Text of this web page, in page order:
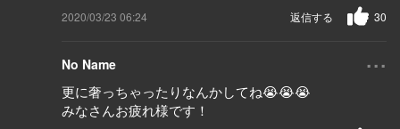
2020/03/23 06:24 30
返信する
No Name ...
更に奢っちゃったりなんかしてね😭😭😭
みなさんお疲れ様です！